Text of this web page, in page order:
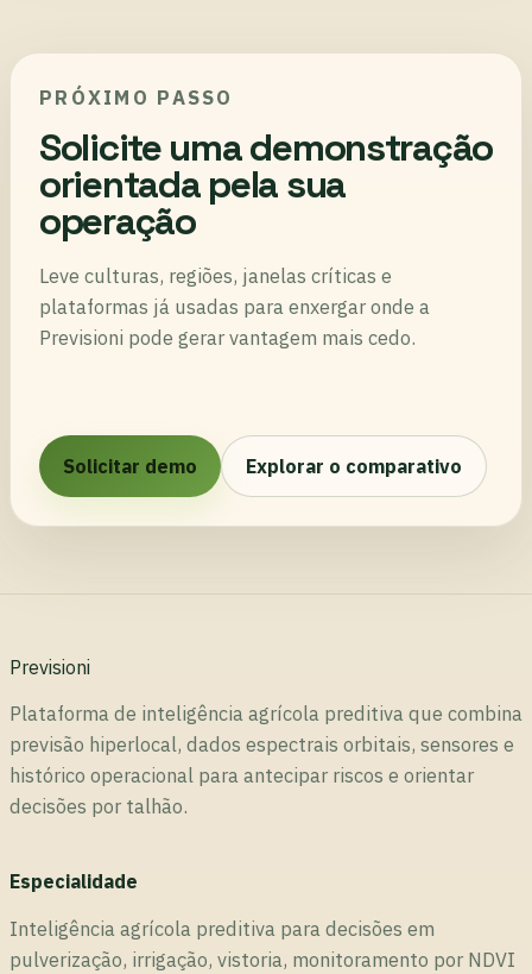
PRÓXIMO PASSO
Solicite uma demonstração
orientada pela sua
operação
Leve culturas, regiões, janelas críticas e
plataformas já usadas para enxergar onde a
Previsioni pode gerar vantagem mais cedo.
Solicitar demo Explorar o comparativo
Previsioni
Plataforma de inteligência agrícola preditiva que combina
previsão hiperlocal, dados espectrais orbitais, sensores e
histórico operacional para antecipar riscos e orientar
decisões por talhão.
Especialidade
Inteligência agrícola preditiva para decisões em
pulverização, irrigação, vistoria, monitoramento por NDVI